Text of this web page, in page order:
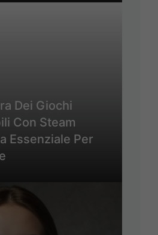
Dei Giochi
Con Steam
Essenziale Per